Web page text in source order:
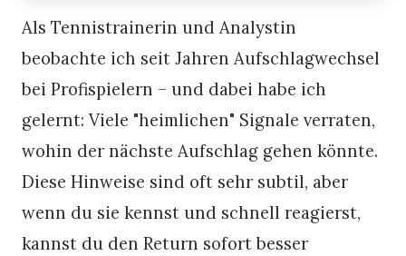
Als Tennistrainerin und Analystin
beobachte ich seit Jahren Aufschlagwechsel
bei Profispielern – und dabei habe ich
gelernt: Viele "heimlichen" Signale verraten,
wohin der nächste Aufschlag gehen könnte.
Diese Hinweise sind oft sehr subtil, aber
wenn du sie kennst und schnell reagierst,
kannst du den Return sofort besser